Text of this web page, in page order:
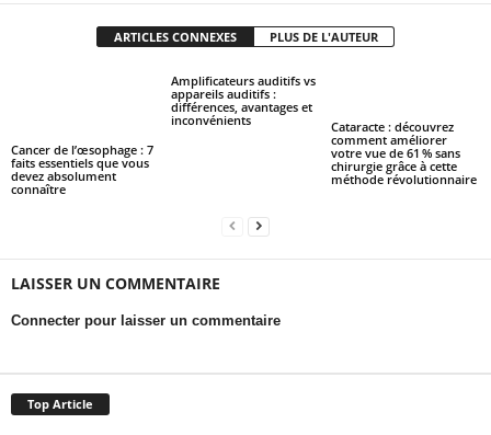
ARTICLES CONNEXES PLUS DE L'AUTEUR
Cancer de l’œsophage : 7
faits essentiels que vous
devez absolument
connaître
Amplificateurs auditifs vs
appareils auditifs :
différences, avantages et
inconvénients
Cataracte : découvrez
comment améliorer
votre vue de 61 % sans
chirurgie grâce à cette
méthode révolutionnaire
LAISSER UN COMMENTAIRE
Connecter pour laisser un commentaire
Top Article